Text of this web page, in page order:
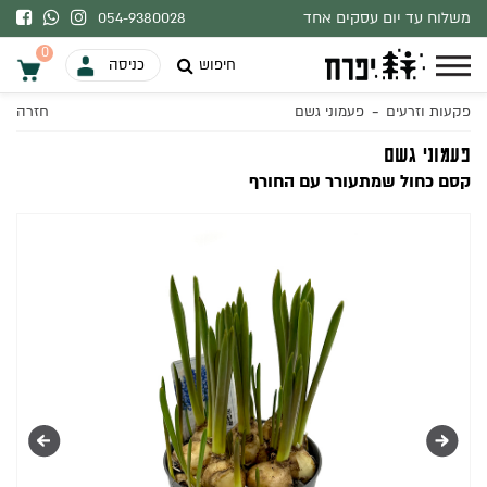
משלוח עד יום עסקים אחד
בהתאם למלאי.
054-9380028
0
0
כניסה חיפוש
פקעות וזרעים - פעמוני גשם חזרה
פעמוני גשם
קסם כחול שמתעורר עם החורף